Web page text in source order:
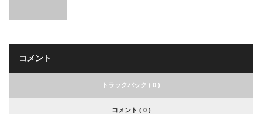
コメント
トラックバック ( 0 )
コメント ( 0 )